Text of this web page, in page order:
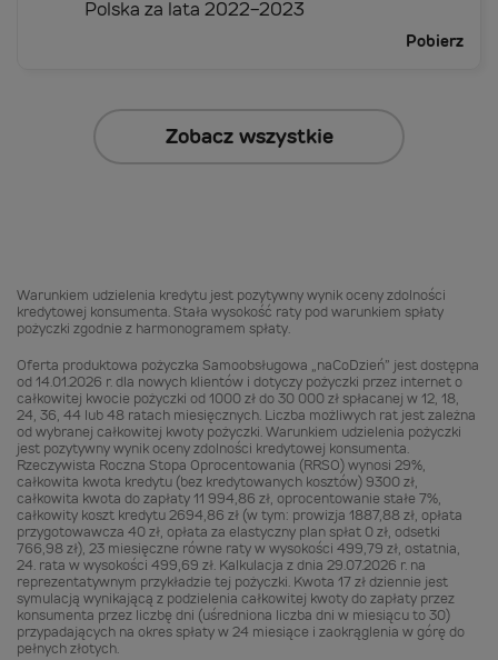
Polska za lata 2022-2023
Pobierz
Zobacz wszystkie
Warunkiem udzielenia kredytu jest pozytywny wynik oceny zdolności
kredytowej konsumenta. Stała wysokość raty pod warunkiem spłaty
pożyczki zgodnie z harmonogramem spłaty.
Oferta produktowa pożyczka Samoobsługowa „naCoDzień” jest dostępna
od 14.01.2026 r. dla nowych klientów i dotyczy pożyczki przez internet o
całkowitej kwocie pożyczki od 1000 zł do 30 000 zł spłacanej w 12, 18,
24, 36, 44 lub 48 ratach miesięcznych. Liczba możliwych rat jest zależna
od wybranej całkowitej kwoty pożyczki. Warunkiem udzielenia pożyczki
jest pozytywny wynik oceny zdolności kredytowej konsumenta.
Rzeczywista Roczna Stopa Oprocentowania (RRSO) wynosi 29%,
całkowita kwota kredytu (bez kredytowanych kosztów) 9300 zł,
całkowita kwota do zapłaty 11 994,86 zł, oprocentowanie stałe 7%,
całkowity koszt kredytu 2694,86 zł (w tym: prowizja 1887,88 zł, opłata
przygotowawcza 40 zł, opłata za elastyczny plan spłat 0 zł, odsetki
766,98 zł), 23 miesięczne równe raty w wysokości 499,79 zł, ostatnia,
24. rata w wysokości 499,69 zł. Kalkulacja z dnia 29.07.2026 r. na
reprezentatywnym przykładzie tej pożyczki. Kwota 17 zł dziennie jest
symulacją wynikającą z podzielenia całkowitej kwoty do zapłaty przez
konsumenta przez liczbę dni (uśredniona liczba dni w miesiącu to 30)
przypadających na okres spłaty w 24 miesiące i zaokrąglenia w górę do
pełnych złotych.